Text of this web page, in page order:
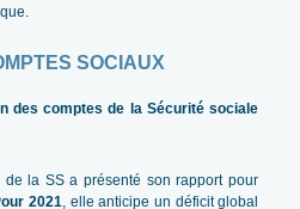
SOCIAUX
des comptes de la Sécurité sociale
de la SS a présenté son rapport pour
2021 , elle anticipe un déficit global